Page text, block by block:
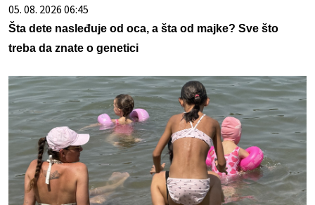
05. 08. 2026 06:45
Šta dete nasleđuje od oca, a šta od majke? Sve što
treba da znate o genetici